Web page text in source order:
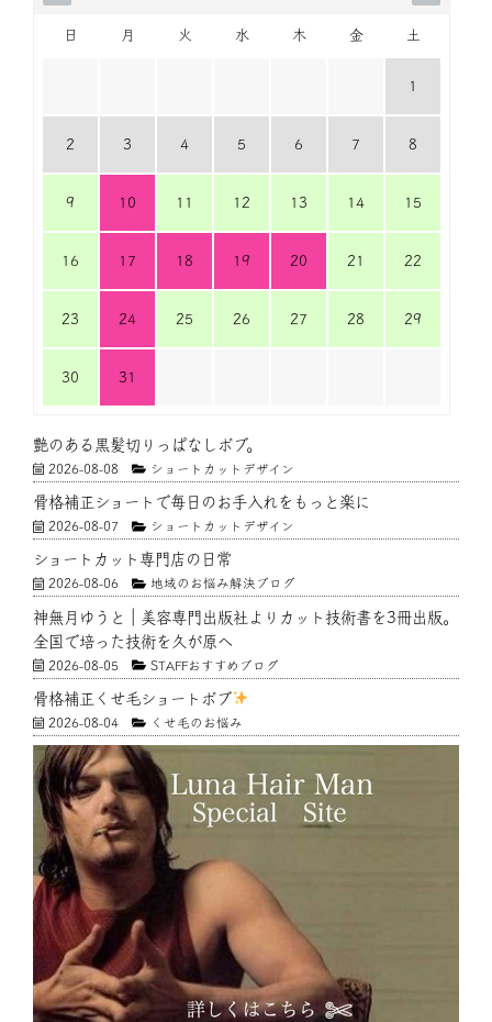
日 月 火 水 木 金 土
1
2 3 4 5 6 7 8
9 10 11 12 13 14 15
16 17 18 19 20 21 22
23 24 25 26 27 28 29
30 31
艶のある黒髪切りっぱなしボブ。
2026-08-08 ショートカットデザイン
骨格補正ショートで毎日のお手入れをもっと楽に
2026-08-07 ショートカットデザイン
ショートカット専門店の日常
2026-08-06 地域のお悩み解決ブログ
神無月ゆうと｜美容専門出版社よりカット技術書を3冊出版。
全国で培った技術を久が原へ
2026-08-05 STAFFおすすめブログ
骨格補正くせ毛ショートボブ
2026-08-04 くせ毛のお悩み